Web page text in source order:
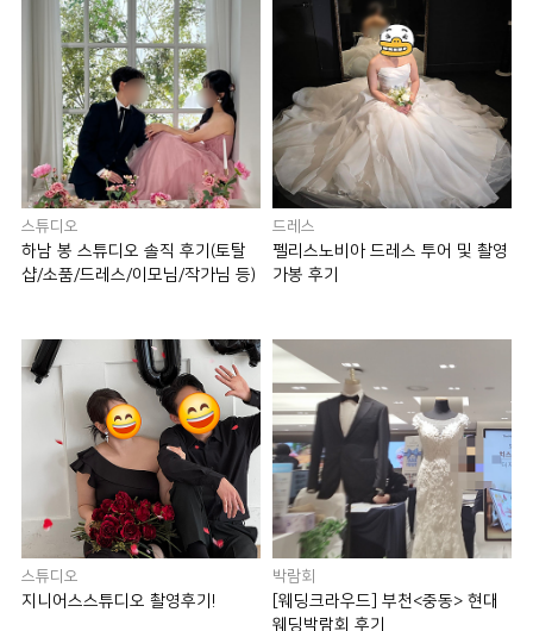
스튜디오
하남 봉 스튜디오 솔직 후기(토탈
샵/소품/드레스/이모님/작가님 등)
드레스
펠리스노비아 드레스 투어 및 촬영
가봉 후기
스튜디오
지니어스스튜디오 촬영후기!
박람회
[웨딩크라우드] 부천<중동> 현대
웨딩박람회 후기